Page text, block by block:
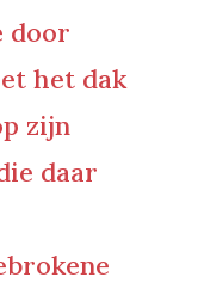
door
het dak
zijn
daar